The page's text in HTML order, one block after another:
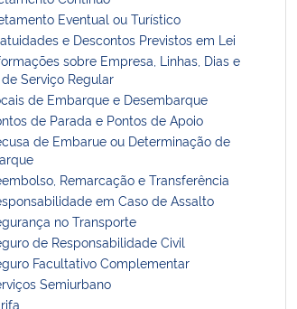
Eventual ou Turístico
e Descontos Previstos em Lei
sobre Empresa, Linhas, Dias e
Serviço Regular
de Embarque e Desembarque
de Parada e Pontos de Apoio
de Embarue ou Determinação de
Remarcação e Transferência
em Caso de Assalto
no Transporte
de Responsabilidade Civil
Facultativo Complementar
Semiurbano